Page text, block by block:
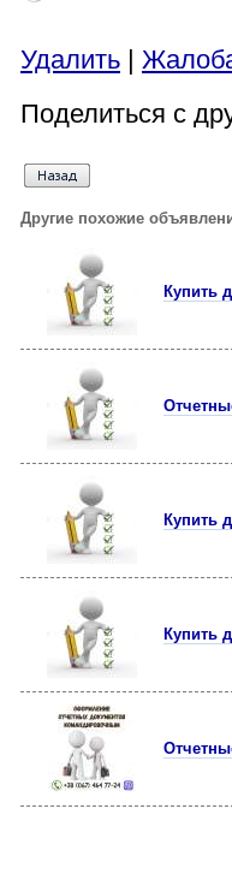
Удалить |
Поделиться с
Другие похожие
Купить
Купить
Купить